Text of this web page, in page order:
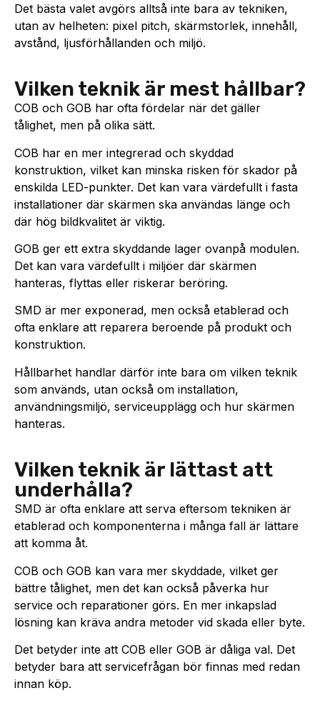
Det bästa valet avgörs alltså inte bara av tekniken,
utan av helheten: pixel pitch, skärmstorlek, innehåll,
avstånd, ljusförhållanden och miljö.
Vilken teknik är mest hållbar?
COB och GOB har ofta fördelar när det gäller
tålighet, men på olika sätt.
COB har en mer integrerad och skyddad
konstruktion, vilket kan minska risken för skador på
enskilda LED-punkter. Det kan vara värdefullt i fasta
installationer där skärmen ska användas länge och
där hög bildkvalitet är viktig.
GOB ger ett extra skyddande lager ovanpå modulen.
Det kan vara värdefullt i miljöer där skärmen
hanteras, flyttas eller riskerar beröring.
SMD är mer exponerad, men också etablerad och
ofta enklare att reparera beroende på produkt och
konstruktion.
Hållbarhet handlar därför inte bara om vilken teknik
som används, utan också om installation,
användningsmiljö, serviceupplägg och hur skärmen
hanteras.
Vilken teknik är lättast att
underhålla?
SMD är ofta enklare att serva eftersom tekniken är
etablerad och komponenterna i många fall är lättare
att komma åt.
COB och GOB kan vara mer skyddade, vilket ger
bättre tålighet, men det kan också påverka hur
service och reparationer görs. En mer inkapslad
lösning kan kräva andra metoder vid skada eller byte.
Det betyder inte att COB eller GOB är dåliga val. Det
betyder bara att servicefrågan bör finnas med redan
innan köp.